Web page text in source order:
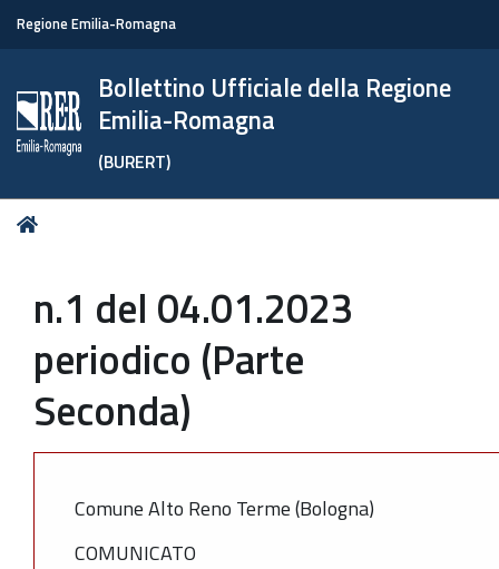
Regione Emilia-Romagna
Bollettino Ufficiale della Regione
Emilia-Romagna
(BURERT)
Tu
n.1 del 04.01.2023
periodico (Parte
Seconda)
Comune Alto Reno Terme (Bologna)
COMUNICATO